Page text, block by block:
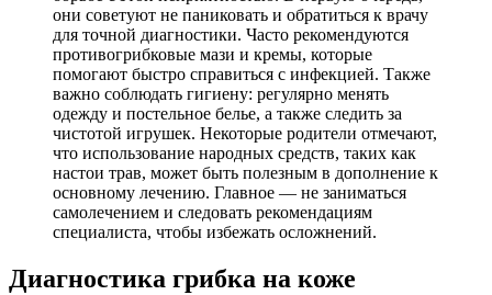
они советуют не паниковать и обратиться к врачу
для точной диагностики. Часто рекомендуются
противогрибковые мази и кремы, которые
помогают быстро справиться с инфекцией. Также
важно соблюдать гигиену: регулярно менять
одежду и постельное белье, а также следить за
чистотой игрушек. Некоторые родители отмечают,
что использование народных средств, таких как
настои трав, может быть полезным в дополнение к
основному лечению. Главное — не заниматься
самолечением и следовать рекомендациям
специалиста, чтобы избежать осложнений.
Диагностика грибка на коже